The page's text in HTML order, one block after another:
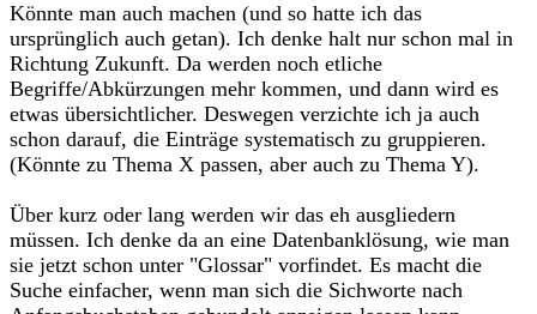
Könnte man auch machen (und so hatte ich das
ursprünglich auch getan). Ich denke halt nur schon mal in
Richtung Zukunft. Da werden noch etliche
Begriffe/Abkürzungen mehr kommen, und dann wird es
etwas übersichtlicher. Deswegen verzichte ich ja auch
schon darauf, die Einträge systematisch zu gruppieren.
(Könnte zu Thema X passen, aber auch zu Thema Y).
Über kurz oder lang werden wir das eh ausgliedern
müssen. Ich denke da an eine Datenbanklösung, wie man
sie jetzt schon unter "Glossar" vorfindet. Es macht die
Suche einfacher, wenn man sich die Sichworte nach